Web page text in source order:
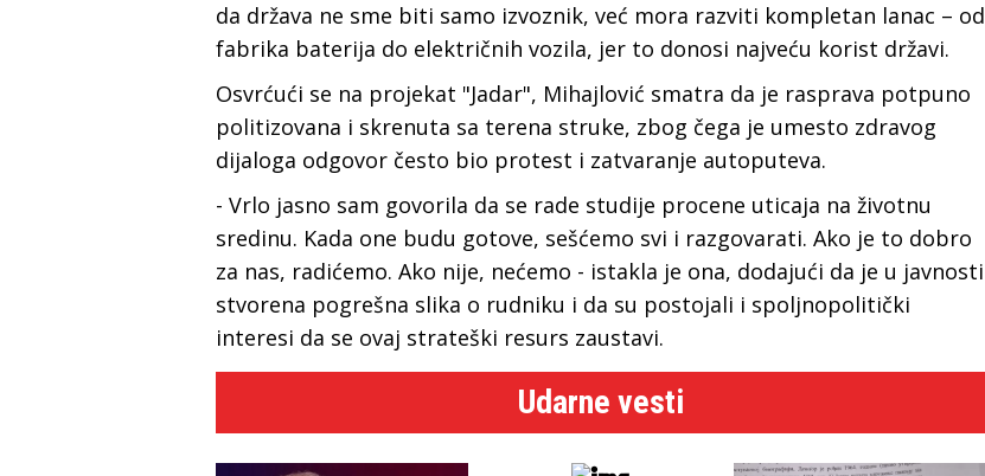
da država ne sme biti samo izvoznik, već mora razviti kompletan lanac – od
fabrika baterija do električnih vozila, jer to donosi najveću korist državi.
Osvrćući se na projekat "Jadar", Mihajlović smatra da je rasprava potpuno
politizovana i skrenuta sa terena struke, zbog čega je umesto zdravog
dijaloga odgovor često bio protest i zatvaranje autoputeva.
- Vrlo jasno sam govorila da se rade studije procene uticaja na životnu
sredinu. Kada one budu gotove, sešćemo svi i razgovarati. Ako je to dobro
za nas, radićemo. Ako nije, nećemo - istakla je ona, dodajući da je u javnosti
stvorena pogrešna slika o rudniku i da su postojali i spoljnopolitički
interesi da se ovaj strateški resurs zaustavi.
Udarne vesti